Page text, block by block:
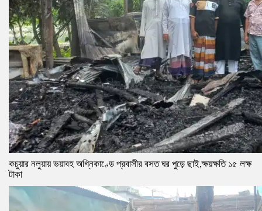
কচুয়ার নলুয়ায় ভয়াবহ অগ্নিকাণ্ডে প্রবাসীর বসত ঘর পুড়ে ছাই,ক্ষয়ক্ষতি ১৫ লক্ষ
টাকা